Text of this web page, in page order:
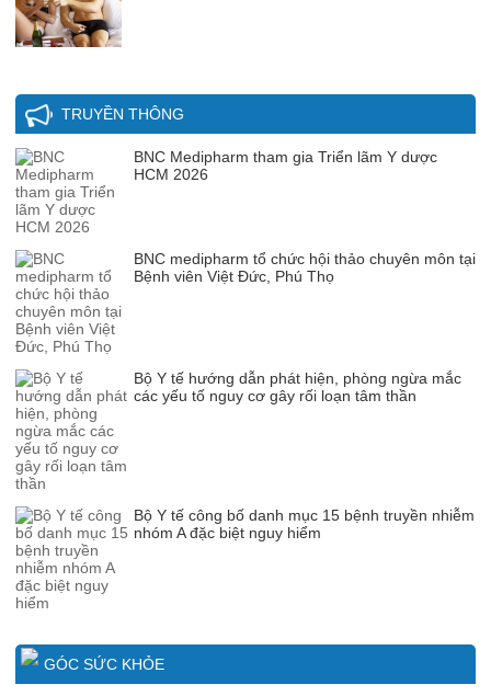
TRUYỀN THÔNG
BNC Medipharm tham gia Triển lãm Y dược
HCM 2026
BNC medipharm tổ chức hội thảo chuyên môn tại
Bệnh viên Việt Đức, Phú Thọ
Bộ Y tế hướng dẫn phát hiện, phòng ngừa mắc
các yếu tố nguy cơ gây rối loạn tâm thần
Bộ Y tế công bố danh mục 15 bệnh truyền nhiễm
nhóm A đặc biệt nguy hiểm
GÓC SỨC KHỎE